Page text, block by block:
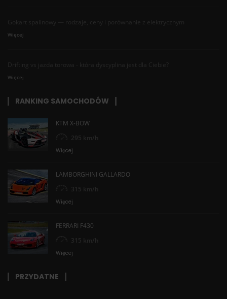
Gokart spalinowy — rodzaje, ceny i porównanie z elektrycznym
Więcej
Drifting vs jazda torowa - która dyscyplina jest dla Ciebie?
Więcej
RANKING SAMOCHODÓW
KTM X-BOW
295 km/h
Więcej
LAMBORGHINI GALLARDO
315 km/h
Więcej
FERRARI F430
315 km/h
Więcej
PRZYDATNE